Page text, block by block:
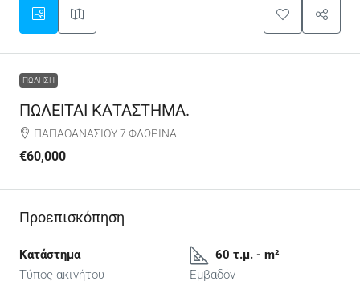
ΠΏΛΗΣΗ
ΠΩΛΕΙΤΑΙ ΚΑΤΑΣΤΗΜΑ.
ΠΑΠΑΘΑΝΑΣΙΟΥ 7 ΦΛΩΡΙΝΑ
€60,000
Προεπισκόπηση
Κατάστημα
Τύπος ακινήτου
60 τ.μ. - m²
Εμβαδόν